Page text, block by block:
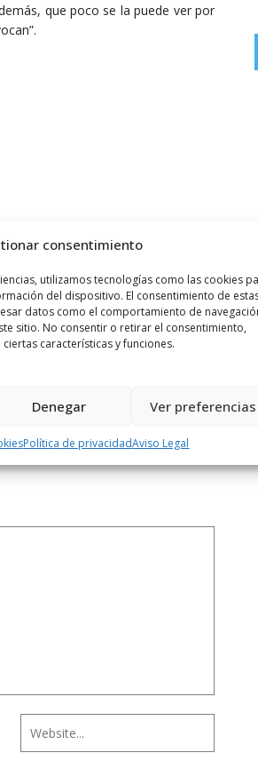
consentimiento
utilizamos tecnologías como las cookies
del dispositivo. El consentimiento de
datos como el comportamiento de
sitio. No consentir o retirar el consentimiento,
características y funciones.
Denegar Ver preferencias
Política de privacidadAviso Legal
que poco se la puede ver por
Siguiente noticia
defiende la labor de